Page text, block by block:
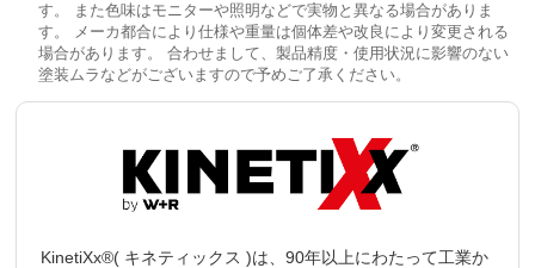
す。 また色味はモニターや照明などで実物と異なる場合がありま
す。 メーカ都合により仕様や重量は個体差や改良により変更される
場合があります。 合わせまして、製品精度・使用状況に影響のない
塗装ムラなどがございますので予めご了承ください。
KinetiXx®( キネティックス )は、90年以上にわたって工業か